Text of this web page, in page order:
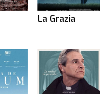
La Grazia